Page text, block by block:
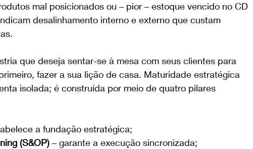
mal posicionados ou – pior – estoque vencido no CD
desalinhamento interno e externo que custam
que deseja sentar-se à mesa com seus clientes para
fazer a sua lição de casa. Maturidade estratégica
isolada; é construída por meio de quatro pilares
a fundação estratégica;
(S&OP) – garante a execução sincronizada;